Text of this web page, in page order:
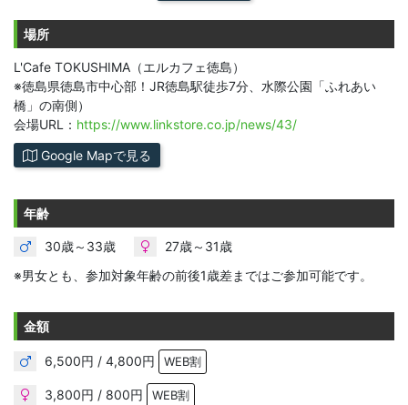
場所
L'Cafe TOKUSHIMA（エルカフェ徳島）
※徳島県徳島市中心部！JR徳島駅徒歩7分、水際公園「ふれあい
橋」の南側）
会場URL： https://www.linkstore.co.jp/news/43/
Google Mapで見る
年齢
30歳～33歳
27歳～31歳
※男女とも、参加対象年齢の前後1歳差まではご参加可能です。
金額
6,500円 / 4,800円 WEB割
3,800円 / 800円 WEB割